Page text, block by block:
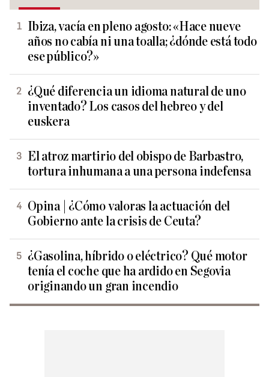
Ibiza, vacía en pleno agosto: «Hace nueve
años no cabía ni una toalla; ¿dónde está todo
ese público?»
¿Qué diferencia un idioma natural de uno
inventado? Los casos del hebreo y del
euskera
El atroz martirio del obispo de Barbastro,
tortura inhumana a una persona indefensa
Opina | ¿Cómo valoras la actuación del
Gobierno ante la crisis de Ceuta?
¿Gasolina, híbrido o eléctrico? Qué motor
tenía el coche que ha ardido en Segovia
originando un gran incendio